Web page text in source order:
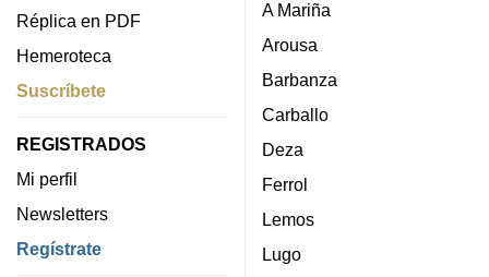
Réplica en PDF
Hemeroteca
Suscríbete
REGISTRADOS
Mi perfil
Newsletters
Regístrate
A Mariña
Arousa
Barbanza
Carballo
Deza
Ferrol
Lemos
Lugo